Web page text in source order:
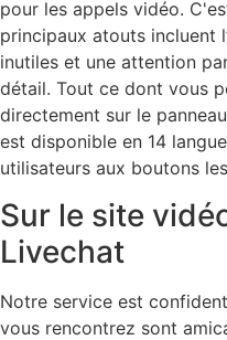
pour les appels vidéo.
principaux atouts incluent
inutiles et une attention
détail. Tout ce dont vous
directement sur le
est disponible en 14
utilisateurs aux boutons
Sur le site
Livechat
Notre service est
vous rencontrez sont